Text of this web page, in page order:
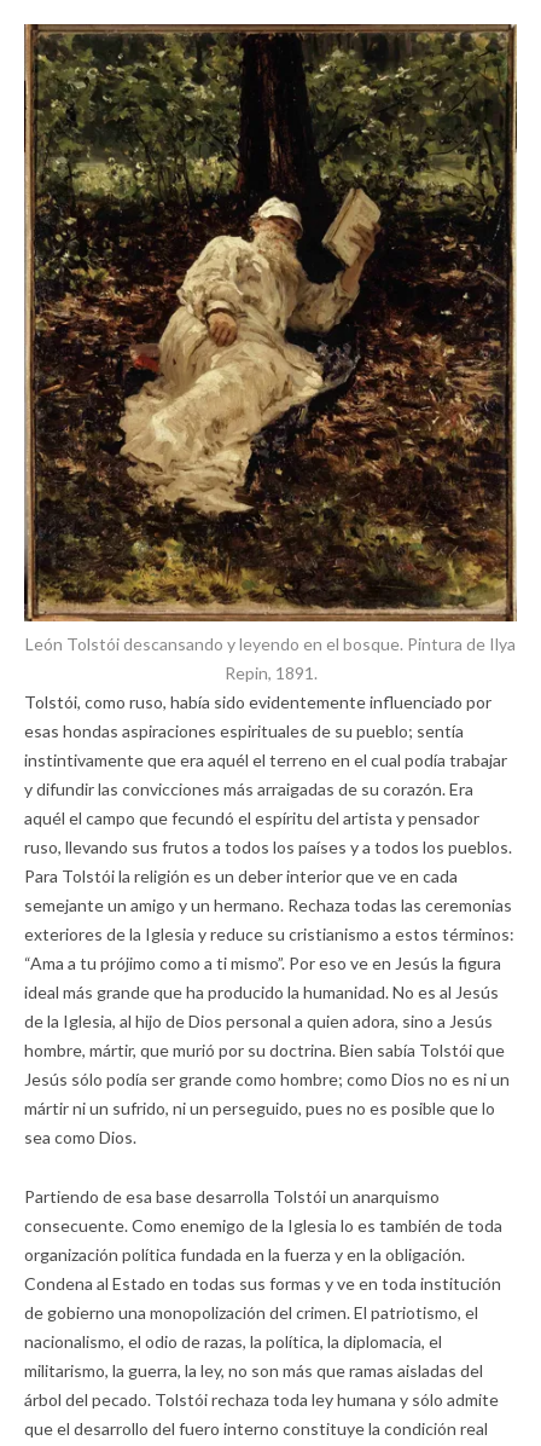
León Tolstói descansando y leyendo en el bosque. Pintura de Ilya
Repin, 1891.
Tolstói, como ruso, había sido evidentemente influenciado por
esas hondas aspiraciones espirituales de su pueblo; sentía
instintivamente que era aquél el terreno en el cual podía trabajar
y difundir las convicciones más arraigadas de su corazón. Era
aquél el campo que fecundó el espíritu del artista y pensador
ruso, llevando sus frutos a todos los países y a todos los pueblos.
Para Tolstói la religión es un deber interior que ve en cada
semejante un amigo y un hermano. Rechaza todas las ceremonias
exteriores de la Iglesia y reduce su cristianismo a estos términos:
“Ama a tu prójimo como a ti mismo”. Por eso ve en Jesús la figura
ideal más grande que ha producido la humanidad. No es al Jesús
de la Iglesia, al hijo de Dios personal a quien adora, sino a Jesús
hombre, mártir, que murió por su doctrina. Bien sabía Tolstói que
Jesús sólo podía ser grande como hombre; como Dios no es ni un
mártir ni un sufrido, ni un perseguido, pues no es posible que lo
sea como Dios.
Partiendo de esa base desarrolla Tolstói un anarquismo
consecuente. Como enemigo de la Iglesia lo es también de toda
organización política fundada en la fuerza y en la obligación.
Condena al Estado en todas sus formas y ve en toda institución
de gobierno una monopolización del crimen. El patriotismo, el
nacionalismo, el odio de razas, la política, la diplomacia, el
militarismo, la guerra, la ley, no son más que ramas aisladas del
árbol del pecado. Tolstói rechaza toda ley humana y sólo admite
que el desarrollo del fuero interno constituye la condición real